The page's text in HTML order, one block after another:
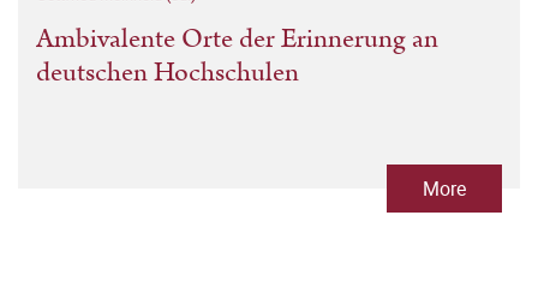
Ambivalente Orte der Erinnerung an
deutschen Hochschulen
More